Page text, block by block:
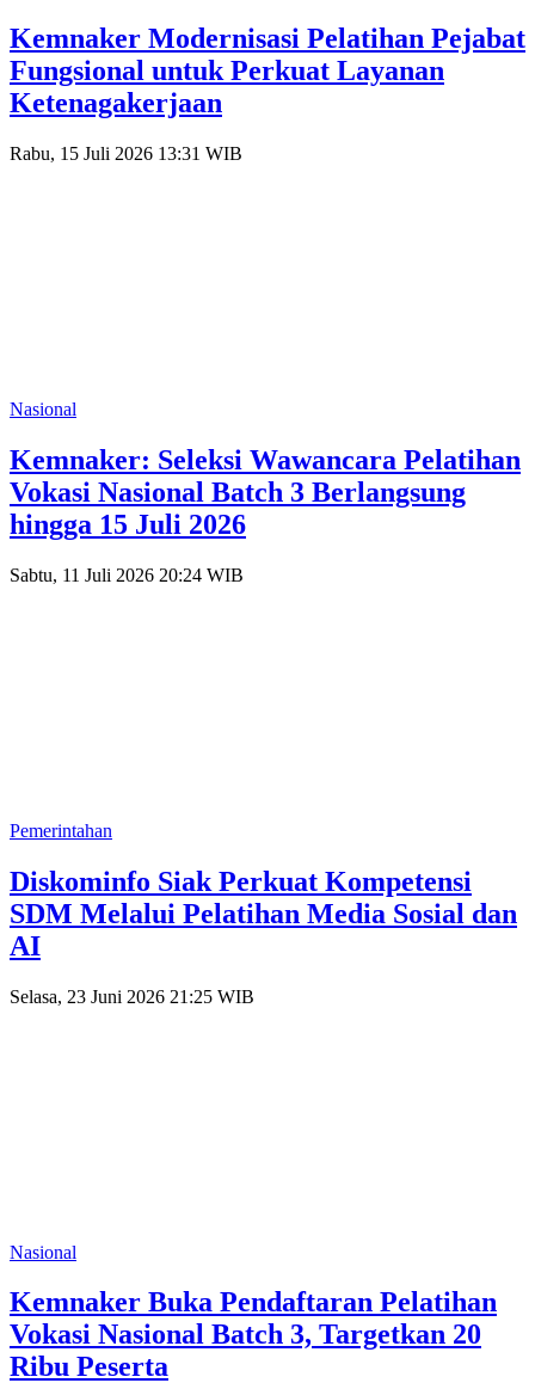
Kemnaker Modernisasi Pelatihan Pejabat
Fungsional untuk Perkuat Layanan
Ketenagakerjaan
Rabu, 15 Juli 2026 13:31 WIB
Nasional
Kemnaker: Seleksi Wawancara Pelatihan
Vokasi Nasional Batch 3 Berlangsung
hingga 15 Juli 2026
Sabtu, 11 Juli 2026 20:24 WIB
Pemerintahan
Diskominfo Siak Perkuat Kompetensi
SDM Melalui Pelatihan Media Sosial dan
AI
Selasa, 23 Juni 2026 21:25 WIB
Nasional
Kemnaker Buka Pendaftaran Pelatihan
Vokasi Nasional Batch 3, Targetkan 20
Ribu Peserta